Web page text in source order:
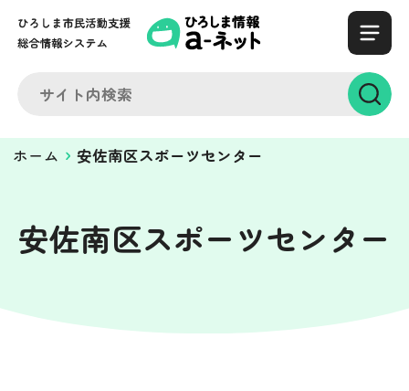
ホーム 安佐南区スポーツセンター
安佐南区スポーツセンター